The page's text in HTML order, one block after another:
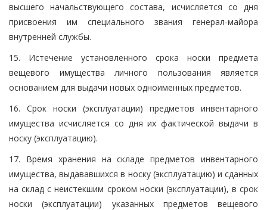
высшего начальствующего состава, исчисляется со дня
присвоения им специального звания генерал-майора
внутренней службы.
15. Истечение установленного срока носки предмета
вещевого имущества личного пользования является
основанием для выдачи новых одноименных предметов.
16. Срок носки (эксплуатации) предметов инвентарного
имущества исчисляется со дня их фактической выдачи в
носку (эксплуатацию).
17. Время хранения на складе предметов инвентарного
имущества, выдававшихся в носку (эксплуатацию) и сданных
на склад с неистекшим сроком носки (эксплуатации), в срок
носки (эксплуатации) указанных предметов вещевого